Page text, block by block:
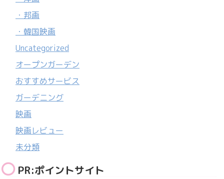
・邦画
・韓国映画
Uncategorized
オープンガーデン
おすすめサービス
ガーデニング
映画
映画レビュー
未分類
PR:ポイントサイト